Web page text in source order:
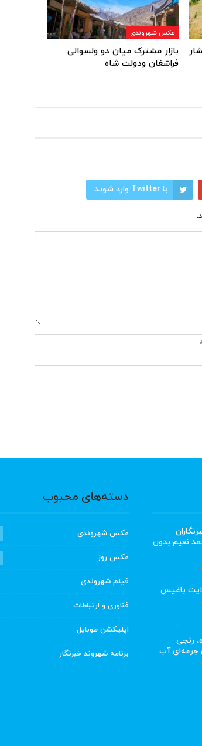
عکس شهروندی
بازار مشترک میان دو ولسوالی
فراشغان ودولت شاه
با Twitter وارد شوید
نعیم بدون
باغیس
رنجی
جرعه‌ای آب
دسته‌های محبوب
عکس شهروندی
عکس روز
فیلم شهروندی
فناوری و ارتباطات
اپلیکشن موبایل
برنامه شهروند خبرنگار